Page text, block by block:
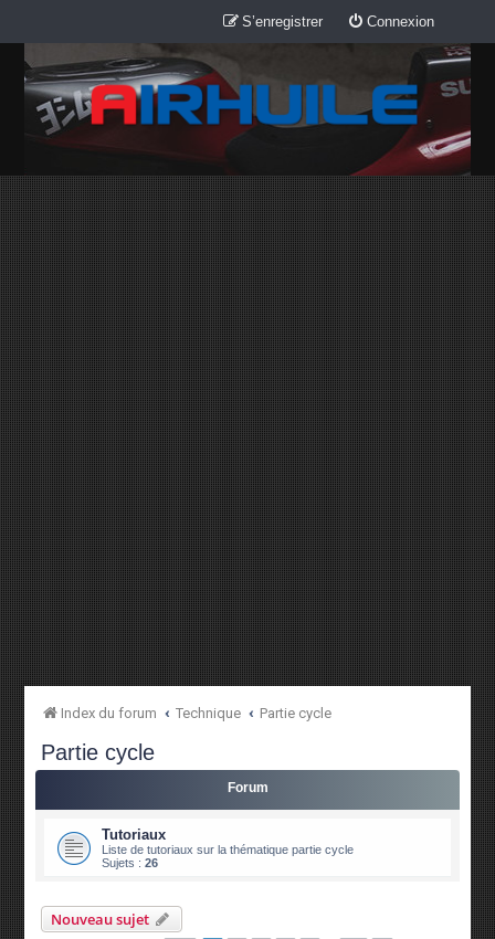
Connexion
S’enregistrer
Index du forum Technique Partie cycle
Partie cycle
Forum
Tutoriaux
Liste de tutoriaux sur la thématique partie cycle
Sujets :26
Nouveau sujet